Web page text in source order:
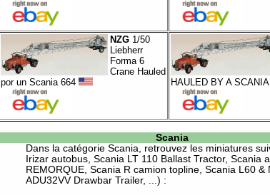
NZG1/50
Liebherr
Forma 6
Crane Hauled
por un Scania 664
HAULED BY A
Scania
Dans la catégorie Scania , retrouvez les miniatures
Irizar autobus, Scania LT 110 Ballast Tractor, Scania
REMORQUE, Scania R camion topline, Scania L60 &
ADU32VV Drawbar Trailer, ...) :